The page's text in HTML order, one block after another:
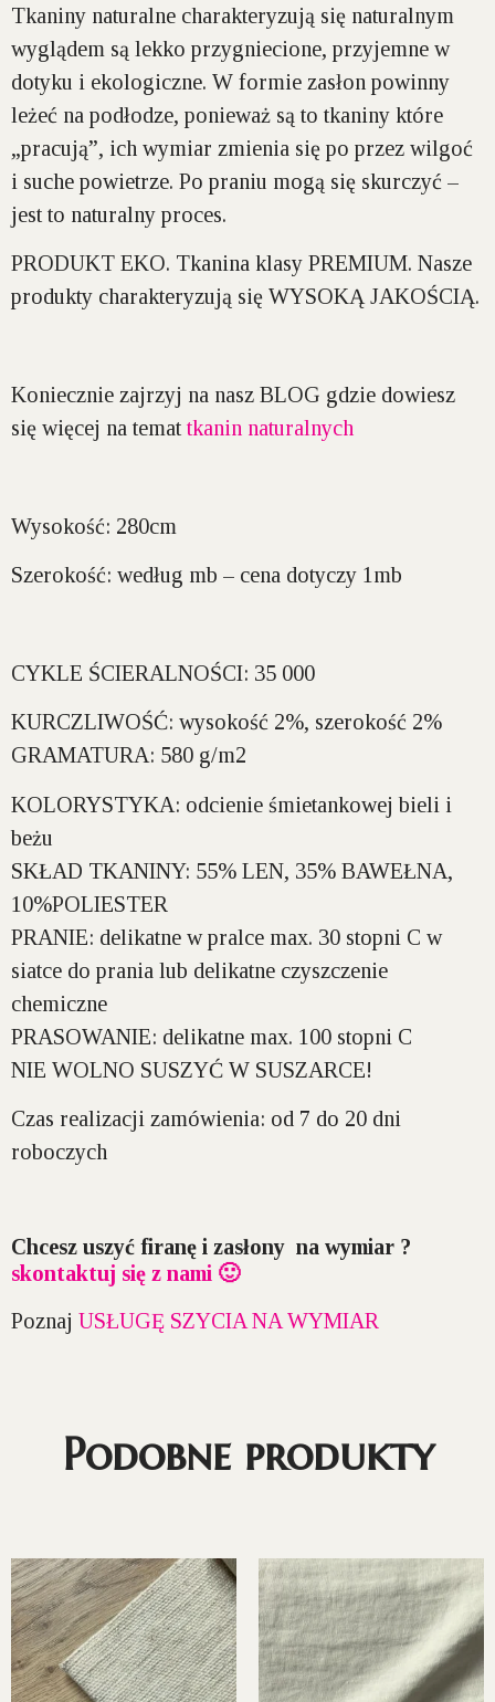
Tkaniny naturalne charakteryzują się naturalnym
wyglądem są lekko przygniecione, przyjemne w
dotyku i ekologiczne. W formie zasłon powinny
leżeć na podłodze, ponieważ są to tkaniny które
„pracują”, ich wymiar zmienia się po przez wilgoć
i suche powietrze. Po praniu mogą się skurczyć –
jest to naturalny proces.
PRODUKT EKO. Tkanina klasy PREMIUM. Nasze
produkty charakteryzują się WYSOKĄ JAKOŚCIĄ.
Koniecznie zajrzyj na nasz BLOG gdzie dowiesz
się więcej na temat tkanin naturalnych
Wysokość: 280cm
Szerokość: według mb – cena dotyczy 1mb
CYKLE ŚCIERALNOŚCI: 35 000
KURCZLIWOŚĆ: wysokość 2%, szerokość 2%
GRAMATURA: 580 g/m2
KOLORYSTYKA: odcienie śmietankowej bieli i
beżu
SKŁAD TKANINY: 55% LEN, 35% BAWEŁNA,
10%POLIESTER
PRANIE: delikatne w pralce max. 30 stopni C w
siatce do prania lub delikatne czyszczenie
chemiczne
PRASOWANIE: delikatne max. 100 stopni C
NIE WOLNO SUSZYĆ W SUSZARCE!
Czas realizacji zamówienia: od 7 do 20 dni
roboczych
Chcesz uszyć firanę i zasłony na wymiar ?
skontaktuj się z nami 🙂
Poznaj USŁUGĘ SZYCIA NA WYMIAR
Podobne produkty